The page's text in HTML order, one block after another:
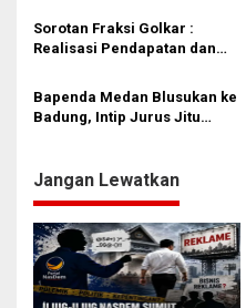
s
Payment Pajak Daerah
Pertama di Indonesia yang
Jadi Magnet Nasional
Sorotan Fraksi Golkar :
Realisasi Pendapatan dan
Bawah Target, Ini Faktor
Penyebabnya
Bapenda Medan Blusukan ke
Badung, Intip Jurus Jitu
Triliun dalam 5 Bulan
Jangan Lewatkan